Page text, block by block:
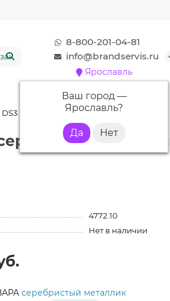
8-800-201-04-81
info@brandservis.ru
Ярославль
Ваш город —
Ярославль?
TVV, серебристый металлик
4772.10
Нет в наличии
серебристый металлик